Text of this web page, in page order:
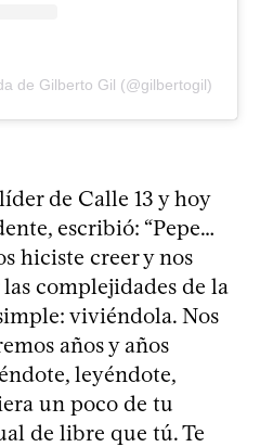
de Gilberto Gil (@gilbertogil)
de Calle 13 y hoy
escribió: “Pepe…
hiciste creer y nos
complejidades de la
viviéndola. Nos
años y años
leyéndote,
un poco de tu
de libre que tú. Te